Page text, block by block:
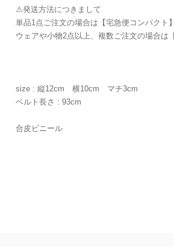
⚠︎発送方法につきまして
単品1点ご注文の場合は【宅急便コンパクト
ウェアや小物2点以上、複数ご注文の場合は
size : 縦12cm 横10cm マチ3cm
ベルト長さ : 93cm
合皮ビニール